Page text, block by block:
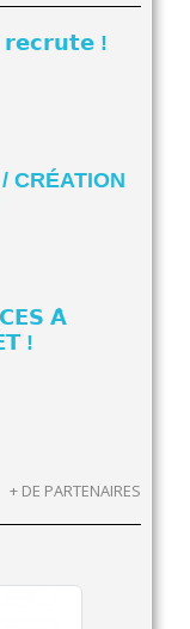
!
CRÉATION
𝗔̀
!
+ DE PARTENAIRES